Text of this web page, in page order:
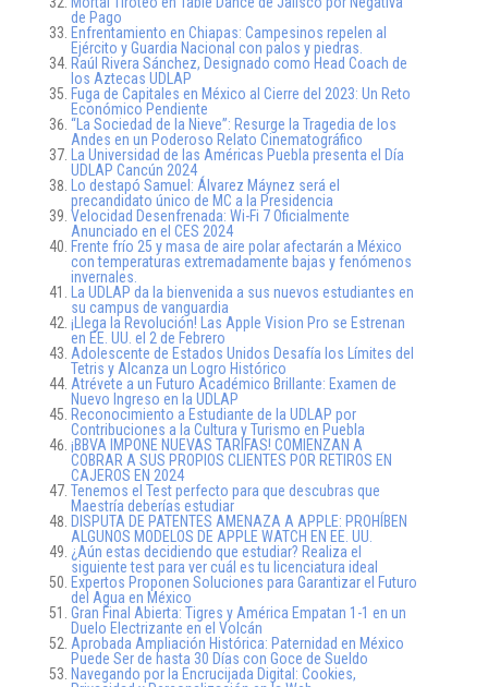
de Pago
Enfrentamiento en Chiapas: Campesinos repelen al
Ejército y Guardia Nacional con palos y piedras.
Raúl Rivera Sánchez, Designado como Head Coach de
los Aztecas UDLAP
Fuga de Capitales en México al Cierre del 2023: Un Reto
Económico Pendiente
“La Sociedad de la Nieve”: Resurge la Tragedia de los
Andes en un Poderoso Relato Cinematográfico
La Universidad de las Américas Puebla presenta el Día
UDLAP Cancún 2024
Lo destapó Samuel: Álvarez Máynez será el
precandidato único de MC a la Presidencia
Velocidad Desenfrenada: Wi-Fi 7 Oficialmente
Anunciado en el CES 2024
Frente frío 25 y masa de aire polar afectarán a México
con temperaturas extremadamente bajas y fenómenos
invernales.
La UDLAP da la bienvenida a sus nuevos estudiantes en
su campus de vanguardia
¡Llega la Revolución! Las Apple Vision Pro se Estrenan
en EE. UU. el 2 de Febrero
Adolescente de Estados Unidos Desafía los Límites del
Tetris y Alcanza un Logro Histórico
Atrévete a un Futuro Académico Brillante: Examen de
Nuevo Ingreso en la UDLAP
Reconocimiento a Estudiante de la UDLAP por
Contribuciones a la Cultura y Turismo en Puebla
¡BBVA IMPONE NUEVAS TARIFAS! COMIENZAN A
COBRAR A SUS PROPIOS CLIENTES POR RETIROS EN
CAJEROS EN 2024
Tenemos el Test perfecto para que descubras que
Maestría deberías estudiar
DISPUTA DE PATENTES AMENAZA A APPLE: PROHÍBEN
ALGUNOS MODELOS DE APPLE WATCH EN EE. UU.
¿Aún estas decidiendo que estudiar? Realiza el
siguiente test para ver cuál es tu licenciatura ideal
Expertos Proponen Soluciones para Garantizar el Futuro
del Agua en México
Gran Final Abierta: Tigres y América Empatan 1-1 en un
Duelo Electrizante en el Volcán
Aprobada Ampliación Histórica: Paternidad en México
Puede Ser de hasta 30 Días con Goce de Sueldo
Navegando por la Encrucijada Digital: Cookies,